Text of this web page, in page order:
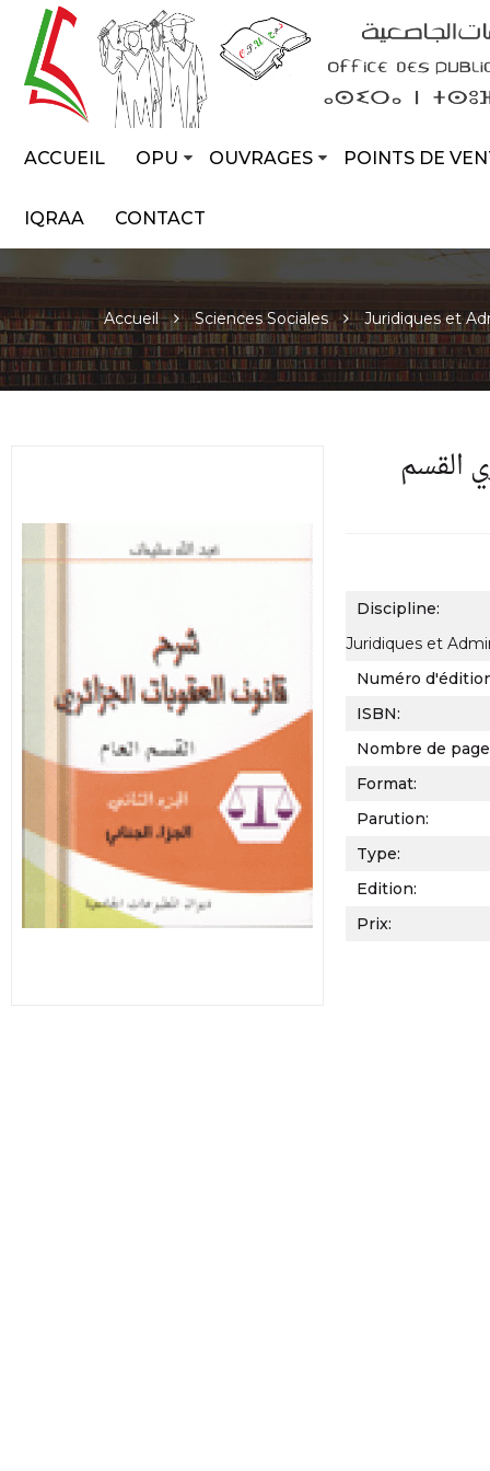
ACCUEIL OPU OUVRAGES POINTS DE
IQRAA CONTACT
Accueil Sciences Sociales Juridiques et
القسم
Discipline:
Juridiques et
Numéro
ISBN:
Nombre de
Format:
Parution:
Type:
Edition:
Prix: